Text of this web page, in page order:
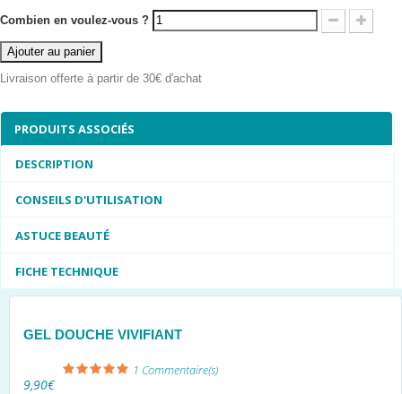
Combien en voulez-vous ?
Ajouter au panier
Livraison offerte à partir de 30€ d'achat
PRODUITS ASSOCIÉS
DESCRIPTION
CONSEILS D'UTILISATION
ASTUCE BEAUTÉ
FICHE TECHNIQUE
GEL DOUCHE VIVIFIANT
1 Commentaire(s)
9,90€